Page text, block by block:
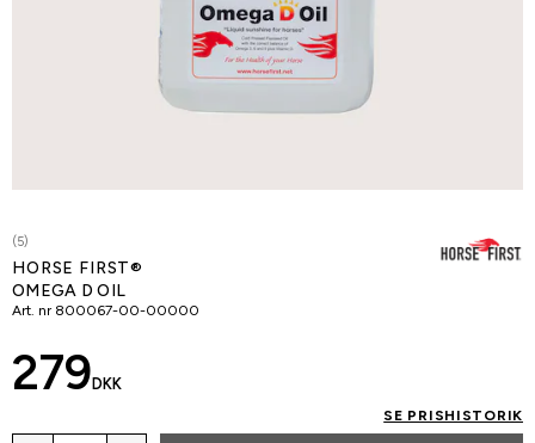
(5)
HORSE FIRST®
OMEGA D OIL
Art. nr 800067-00-00000
279 DKK
SE PRISHISTORIK